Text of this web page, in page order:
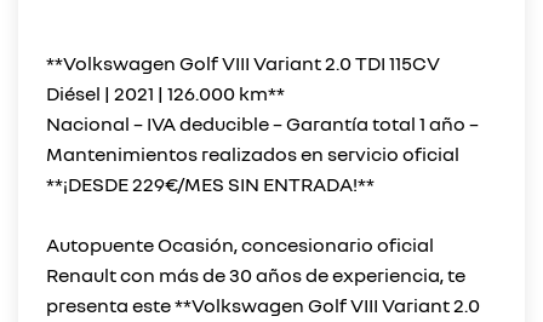
**Volkswagen Golf VIII Variant 2.0 TDI 115CV
Diésel | 2021 | 126.000 km**
Nacional – IVA deducible – Garantía total 1 año –
Mantenimientos realizados en servicio oficial
**¡DESDE 229€/MES SIN ENTRADA!**
Autopuente Ocasión, concesionario oficial
Renault con más de 30 años de experiencia, te
presenta este **Volkswagen Golf VIII Variant 2.0